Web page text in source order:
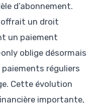
d’abonnement.
offrait un droit
un paiement
oblige désormais
réguliers
Cette évolution
importante,